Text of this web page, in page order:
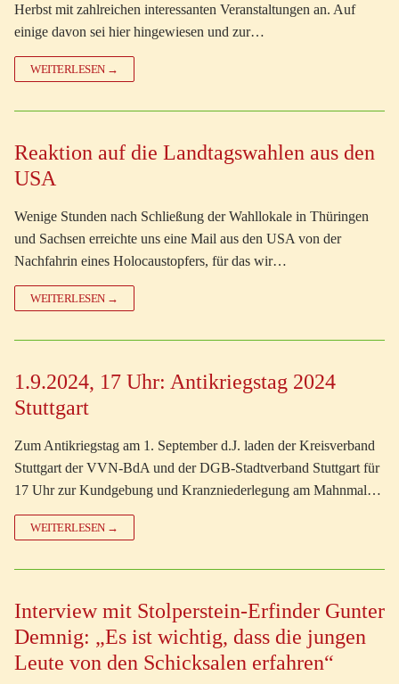
Herbst mit zahlreichen interessanten Veranstaltungen an. Auf
einige davon sei hier hingewiesen und zur…
WEITERLESEN →
Reaktion auf die Landtagswahlen aus den
USA
Wenige Stunden nach Schließung der Wahllokale in Thüringen
und Sachsen erreichte uns eine Mail aus den USA von der
Nachfahrin eines Holocaustopfers, für das wir…
WEITERLESEN →
1.9.2024, 17 Uhr: Antikriegstag 2024
Stuttgart
Zum Antikriegstag am 1. September d.J. laden der Kreisverband
Stuttgart der VVN-BdA und der DGB-Stadtverband Stuttgart für
17 Uhr zur Kundgebung und Kranzniederlegung am Mahnmal…
WEITERLESEN →
Interview mit Stolperstein-Erfinder Gunter
Demnig: „Es ist wichtig, dass die jungen
Leute von den Schicksalen erfahren“